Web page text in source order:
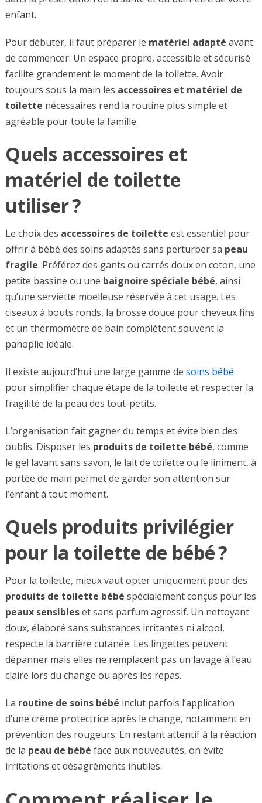
enfant.
Pour débuter, il faut préparer le matériel adapté avant
de commencer. Un espace propre, accessible et sécurisé
facilite grandement le moment de la toilette. Avoir
toujours sous la main les accessoires et matériel de
toilette nécessaires rend la routine plus simple et
agréable pour toute la famille.
Quels accessoires et
matériel de toilette
utiliser ?
Le choix des accessoires de toilette est essentiel pour
offrir à bébé des soins adaptés sans perturber sa peau
fragile. Préférez des gants ou carrés doux en coton, une
petite bassine ou une baignoire spéciale bébé, ainsi
qu’une serviette moelleuse réservée à cet usage. Les
ciseaux à bouts ronds, la brosse douce pour cheveux fins
et un thermomètre de bain complètent souvent la
panoplie idéale.
Il existe aujourd’hui une large gamme de soins bébé
pour simplifier chaque étape de la toilette et respecter la
fragilité de la peau des tout-petits.
L’organisation fait gagner du temps et évite bien des
oublis. Disposer les produits de toilette bébé, comme
le gel lavant sans savon, le lait de toilette ou le liniment, à
portée de main permet de garder son attention sur
l’enfant à tout moment.
Quels produits privilégier
pour la toilette de bébé ?
Pour la toilette, mieux vaut opter uniquement pour des
produits de toilette bébé spécialement conçus pour les
peaux sensibleset sans parfum agressif. Un nettoyant
doux, élaboré sans substances irritantes ni alcool,
respecte la barrière cutanée. Les lingettes peuvent
dépanner mais elles ne remplacent pas un lavage à l’eau
claire lors du change ou après les repas.
La routine de soins bébé inclut parfois l’application
d’une crème protectrice après le change, notamment en
prévention des rougeurs. En restant attentif à la réaction
de la peau de bébé face aux nouveautés, on évite
irritations et désagréments inutiles.